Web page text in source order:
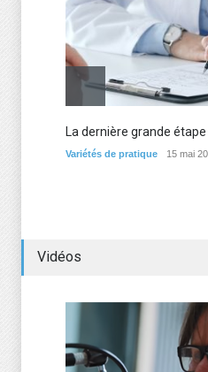
La dernière grande
Variétés de pratique 15 mai
Vidéos